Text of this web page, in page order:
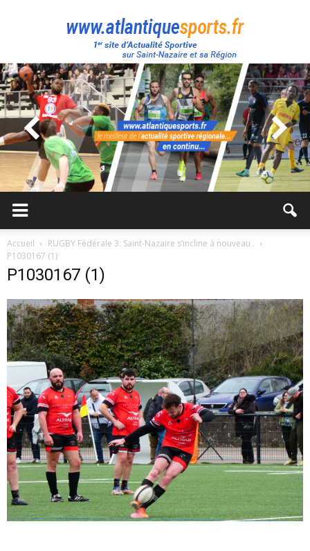
Atlantique
Sport
Accueil
RUGBY Fédérale 3: Saint-Nazaire s’incline à nouveau .
P1030167 (1)
P1030167 (1)